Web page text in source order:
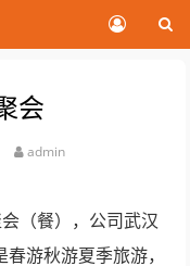
会
admin
（餐），公司武汉
游秋游夏季旅游，